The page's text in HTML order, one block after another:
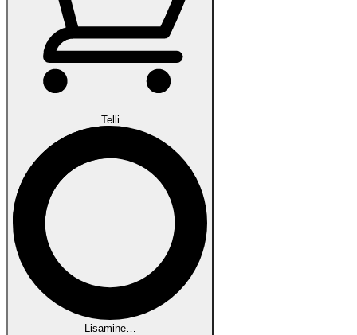
Telli
Lisamine…